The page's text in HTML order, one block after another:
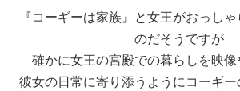
『コーギーは家族』と女王がおっし
のだそうですが
確かに女王の宮殿での暮らしを映像
彼女の日常に寄り添うようにコーギ